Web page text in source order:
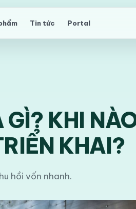
Tin tức Portal
KHI
KHAI?
hồi vốn nhanh.